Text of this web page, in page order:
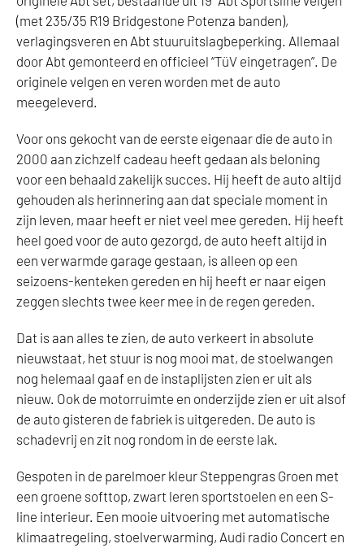
(met 235/35 R19 Bridgestone Potenza banden),
verlagingsveren en Abt stuuruitslagbeperking. Allemaal
door Abt gemonteerd en officieel “TüV eingetragen”. De
originele velgen en veren worden met de auto
meegeleverd.
Voor ons gekocht van de eerste eigenaar die de auto in
2000 aan zichzelf cadeau heeft gedaan als beloning
voor een behaald zakelijk succes. Hij heeft de auto altijd
gehouden als herinnering aan dat speciale moment in
zijn leven, maar heeft er niet veel mee gereden. Hij heeft
heel goed voor de auto gezorgd, de auto heeft altijd in
een verwarmde garage gestaan, is alleen op een
seizoens-kenteken gereden en hij heeft er naar eigen
zeggen slechts twee keer mee in de regen gereden.
Dat is aan alles te zien, de auto verkeert in absolute
nieuwstaat, het stuur is nog mooi mat, de stoelwangen
nog helemaal gaaf en de instaplijsten zien er uit als
nieuw. Ook de motorruimte en onderzijde zien er uit alsof
de auto gisteren de fabriek is uitgereden. De auto is
schadevrij en zit nog rondom in de eerste lak.
Gespoten in de parelmoer kleur Steppengras Groen met
een groene softtop, zwart leren sportstoelen en een S-
line interieur. Een mooie uitvoering met automatische
klimaatregeling, stoelverwarming, Audi radio Concert en